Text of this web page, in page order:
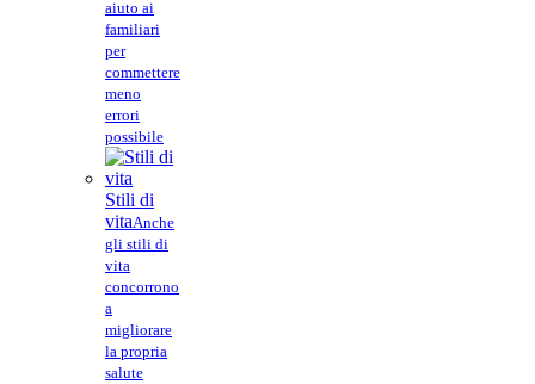
aiuto ai
familiari
per
commettere
meno
errori
possibile
Stili di
vitaAnche
gli stili di
vita
concorrono
a
migliorare
la propria
salute